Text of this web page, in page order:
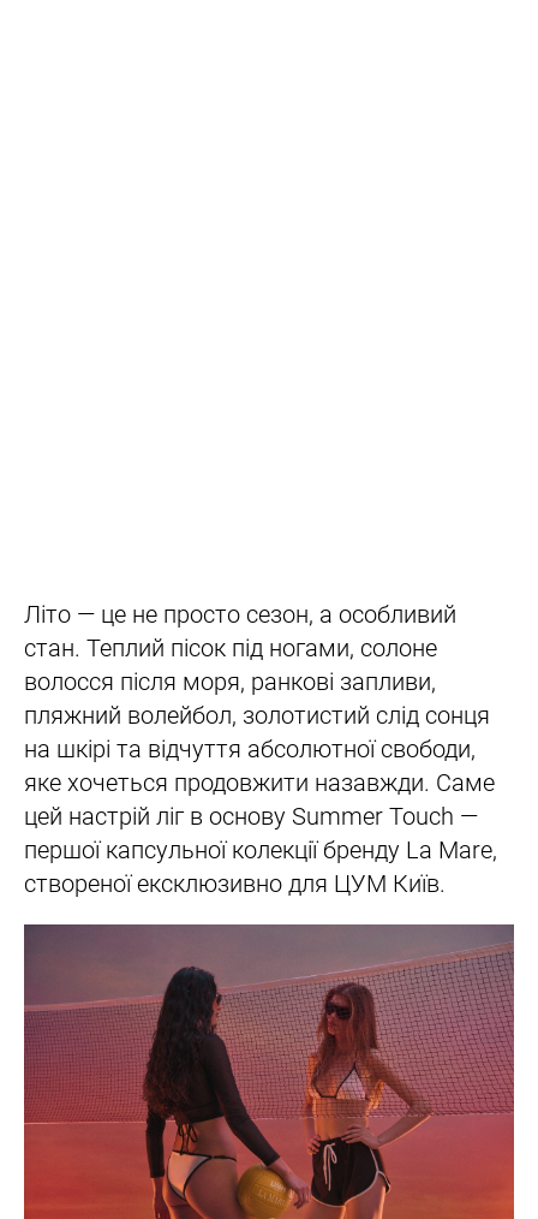
Літо — це не просто сезон, а особливий
стан. Теплий пісок під ногами, солоне
волосся після моря, ранкові запливи,
пляжний волейбол, золотистий слід сонця
на шкірі та відчуття абсолютної свободи,
яке хочеться продовжити назавжди. Саме
цей настрій ліг в основу Summer Touch —
першої капсульної колекції бренду La Mare,
створеної ексклюзивно для ЦУМ Київ.